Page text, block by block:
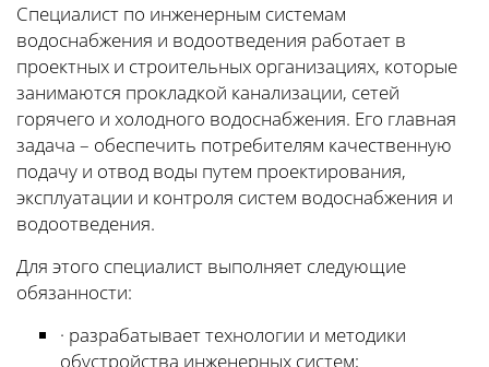
Специалист по инженерным системам
водоснабжения и водоотведения работает в
проектных и строительных организациях, которые
занимаются прокладкой канализации, сетей
горячего и холодного водоснабжения. Его главная
задача – обеспечить потребителям качественную
подачу и отвод воды путем проектирования,
эксплуатации и контроля систем водоснабжения и
водоотведения.
Для этого специалист выполняет следующие
обязанности:
· разрабатывает технологии и методики
обустройства инженерных систем;